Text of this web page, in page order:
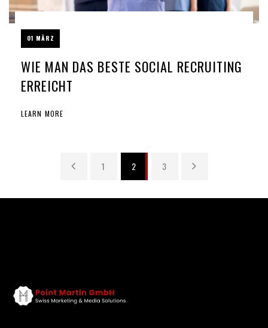
01 MÄRZ
WIE MAN DAS BESTE SOCIAL RECRUITING
ERREICHT
LEARN MORE
1 2 3